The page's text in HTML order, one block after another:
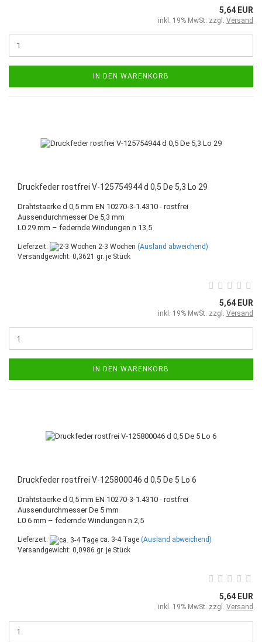
5,64 EUR
inkl. 19% MwSt. zzgl. Versand
IN DEN WARENKORB
Druckfeder rostfrei V-125754944 d 0,5 De 5,3 Lo 29
Drahtstaerke d 0,5 mm EN 10270-3-1.4310 - rostfrei
Aussendurchmesser De 5,3 mm
L0 29 mm – federnde Windungen n 13,5
Lieferzeit: 2-3 Wochen (Ausland abweichend)
Versandgewicht: 0,3621 gr. je Stück
5,64 EUR
inkl. 19% MwSt. zzgl. Versand
IN DEN WARENKORB
Druckfeder rostfrei V-125800046 d 0,5 De 5 Lo 6
Drahtstaerke d 0,5 mm EN 10270-3-1.4310 - rostfrei
Aussendurchmesser De 5 mm
L0 6 mm – federnde Windungen n 2,5
Lieferzeit: ca. 3-4 Tage (Ausland abweichend)
Versandgewicht: 0,0986 gr. je Stück
5,64 EUR
inkl. 19% MwSt. zzgl. Versand